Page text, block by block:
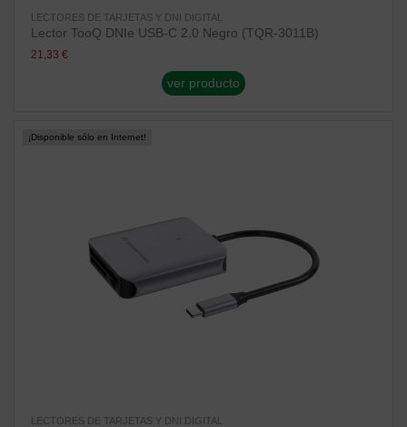
LECTORES DE TARJETAS Y DNI DIGITAL
Lector TooQ DNIe USB-C 2.0 Negro (TQR-3011B)
21,33 €
ver producto
¡Disponible sólo en Internet!
LECTORES DE TARJETAS Y DNI DIGITAL